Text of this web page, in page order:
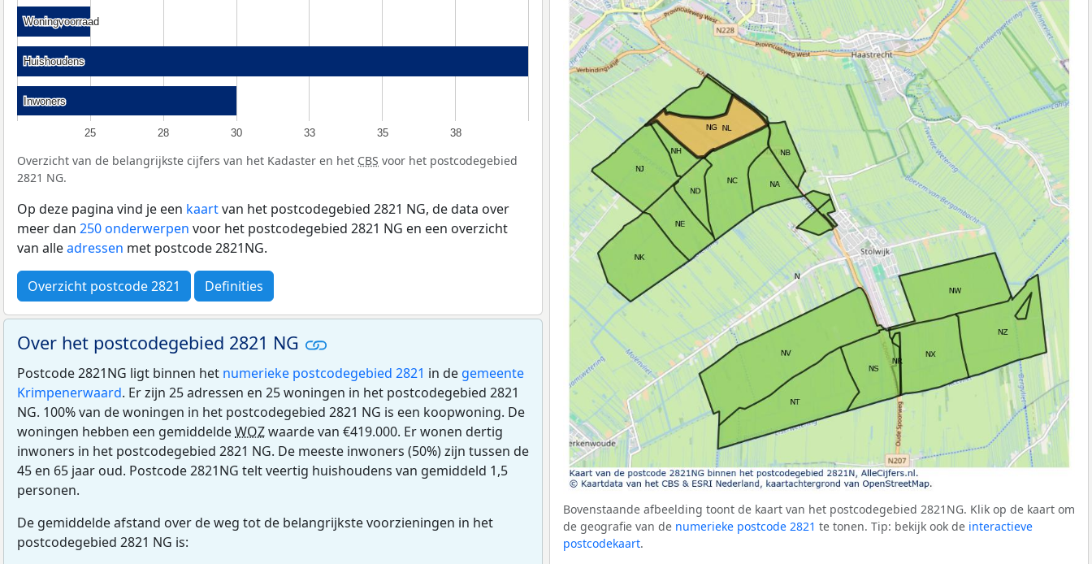
25 28 30 33 35 38
Woningvoorraad
Woningvoorraad
Huishoudens
Huishoudens
Inwoners
Inwoners
Overzicht van de belangrijkste cijfers van het Kadaster en het CBS voor het postcodegebied
2821 NG.
Op deze pagina vind je een kaartvan het postcodegebied 2821 NG, de data over
meer dan 250 onderwerpen voor het postcodegebied 2821 NG en een overzicht
van alleadressen met postcode 2821NG.
Overzicht postcode 2821 Definities
Over het postcodegebied 2821 NG
Postcode 2821NG ligt binnen het numerieke postcodegebied 2821 in de gemeente
Krimpenerwaard. Er zijn 25 adressen en 25 woningen in het postcodegebied 2821
NG. 100% van de woningen in het postcodegebied 2821 NG is een koopwoning. De
woningen hebben een gemiddeldeWOZwaarde van €419.000. Er wonen dertig
inwoners in het postcodegebied 2821 NG. De meeste inwoners (50%) zijn tussen de
45 en 65 jaar oud. Postcode 2821NG telt veertig huishoudens van gemiddeld 1,5
personen.
De gemiddelde afstand over de weg tot de belangrijkste voorzieningen in het
postcodegebied 2821 NG is:
Bovenstaande afbeelding toont de kaart van het postcodegebied 2821NG. Klik op de kaart om
de geografie van de numerieke postcode 2821 te tonen. Tip: bekijk ook de interactieve
postcodekaart.